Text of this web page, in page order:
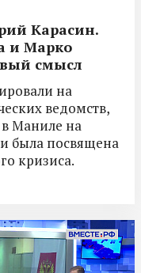
Карасин.
и Марко
смысл
на
ведомств,
в Маниле на
была посвящена
кризиса.